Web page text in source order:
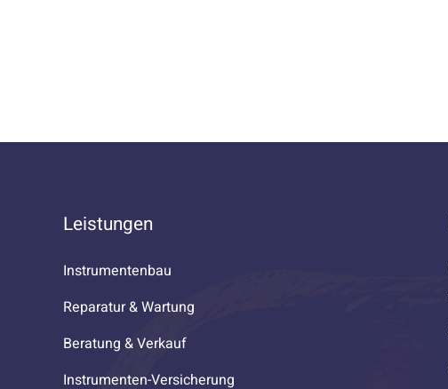
Leistungen
Instrumentenbau
Reparatur & Wartung
Beratung & Verkauf
Instrumenten-Versicherung